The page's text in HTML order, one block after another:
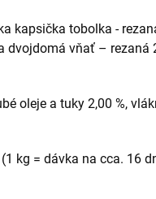
kapsička tobolka -
dvojdomá vňať – rezaná
oleje a tuky 2,00 %,
kg = dávka na cca. 16